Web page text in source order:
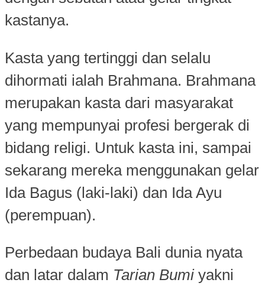
kastanya.
Kasta yang tertinggi dan selalu
dihormati ialah Brahmana. Brahmana
merupakan kasta dari masyarakat
yang mempunyai profesi bergerak di
bidang religi. Untuk kasta ini, sampai
sekarang mereka menggunakan gelar
Ida Bagus (laki-laki) dan Ida Ayu
(perempuan).
Perbedaan budaya Bali dunia nyata
dan latar dalam Tarian Bumi yakni